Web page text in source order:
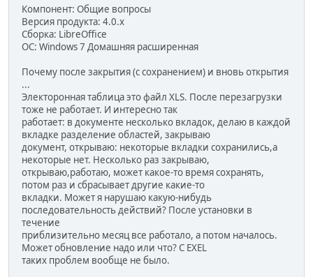
Компонент: Общие вопросы
Версия продукта: 4.0.x
Сборка: LibreOffice
ОС: Windows 7 Домашняя расширенная
Почему после закрытия (с сохранением) и вновь открытия
...
Электоронная таблица это файл XLS. После перезагрузки
тоже не работает. И интересно так
работает: в документе несколько вкладок, делаю в каждой
вкладке разделение областей, закрываю
документ, открываю: некоторые вкладки сохранились,а
некоторые нет. Несколько раз закрываю,
открываю,работаю, может какое-то время сохранять,
потом раз и сбрасывает другие какие-то
вкладки. Может я нарушаю какую-нибудь
последовательность действий? После установки в
течение
приблизительно месяц все работало, а потом началось.
Может обновление надо или что? С EXEL
таких проблем вообще не было.